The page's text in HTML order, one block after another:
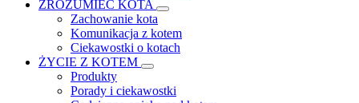
ZROZUMIEĆ KOTA
Zachowanie kota
Komunikacja z kotem
Ciekawostki o kotach
ŻYCIE Z KOTEM
Produkty
Porady i ciekawostki